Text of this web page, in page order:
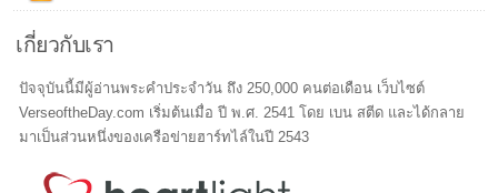
เกี่ยวกับเรา
ปัจจุบันนี้มีผู้อ่านพระคำประจำวัน ถึง 250,000 คนต่อเดือน เว็บไซต์
VerseoftheDay.com เริ่มต้นเมื่อ ปี พ.ศ. 2541 โดย เบน สตีด และได้กลาย
มาเป็นส่วนหนึ่งของเครือข่ายฮาร์ทไล์ในปี 2543